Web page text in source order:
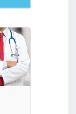
Voir